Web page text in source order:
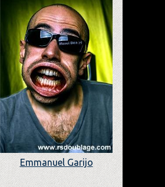
Emmanuel Garijo